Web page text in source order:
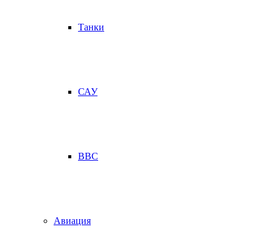
Танки
САУ
ВВС
Авиация